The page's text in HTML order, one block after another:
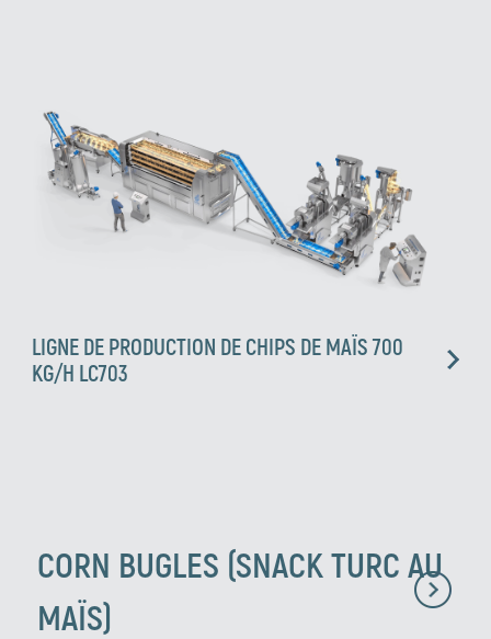
LIGNE DE PRODUCTION DE CHIPS DE MAÏS 700
KG/H LC703
CORN BUGLES (SNACK TURC AU
MAÏS)